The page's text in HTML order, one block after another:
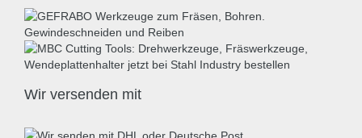
Wir versenden mit